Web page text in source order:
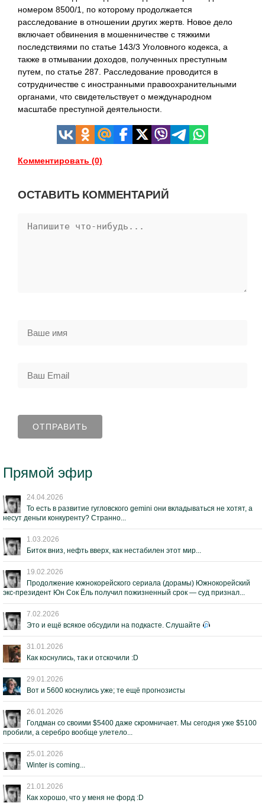
номером 8500/1, по которому продолжается
расследование в отношении других жертв. Новое дело
включает обвинения в мошенничестве с тяжкими
последствиями по статье 143/3 Уголовного кодекса, а
также в отмывании доходов, полученных преступным
путем, по статье 287. Расследование проводится в
сотрудничестве с иностранными правоохранительными
органами, что свидетельствует о международном
масштабе преступной деятельности.
Комментировать (0)
ОСТАВИТЬ КОММЕНТАРИЙ
Прямой эфир
24.04.2026
То есть в развитие гугловского gemini они вкладываться не хотят, а
несут деньги конкуренту? Странно...
1.03.2026
Биток вниз, нефть вверх, как нестабилен этот мир...
19.02.2026
Продолжение южнокорейского сериала (дорамы) Южнокорейский
экс-президент Юн Сок Ёль получил пожизненный срок — суд признал...
7.02.2026
Это и ещё всякое обсудили на подкасте. Слушайте
31.01.2026
Как коснулись, так и отскочили :D
29.01.2026
Вот и 5600 коснулись уже; те ещё прогнозисты
26.01.2026
Голдман со своими $5400 даже скромничает. Мы сегодня уже $5100
пробили, а серебро вообще улетело...
25.01.2026
Winter is coming...
21.01.2026
Как хорошо, что у меня не форд :D